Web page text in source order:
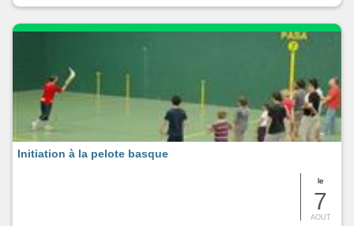
le
7
AOUT
Initiation à la pelote basque